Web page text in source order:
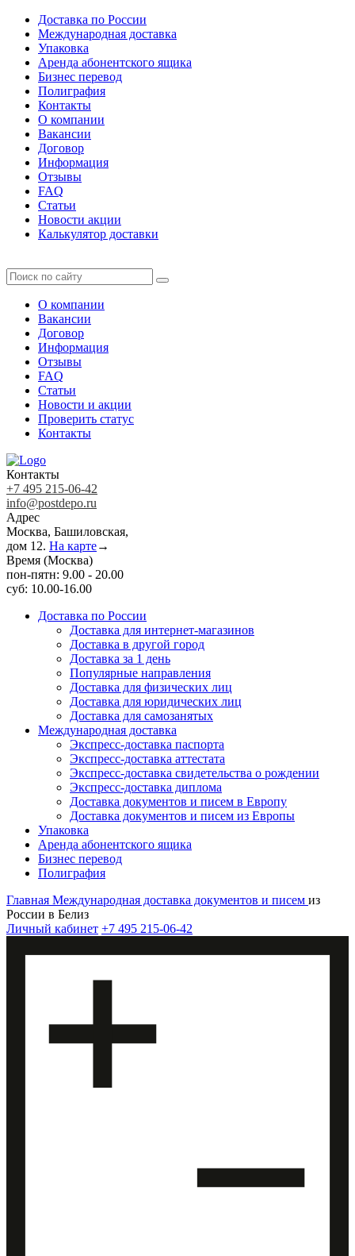
Доставка по России
Международная доставка
Упаковка
Аренда абонентского ящика
Бизнес перевод
Полиграфия
Контакты
О компании
Вакансии
Договор
Информация
Отзывы
FAQ
Статьи
Новости акции
Калькулятор доставки
О компании
Вакансии
Договор
Информация
Отзывы
FAQ
Статьи
Новости и акции
Проверить статус
Контакты
Контакты
+7 495 215-06-42
info@postdepo.ru
Адрес
Москва, Башиловская,
дом 12. На карте→
Время (Москва)
пон-пятн: 9.00 - 20.00
суб: 10.00-16.00
Доставка по России
Доставка для интернет-магазинов
Доставка в другой город
Доставка за 1 день
Популярные направления
Доставка для физических лиц
Доставка для юридических лиц
Доставка для самозанятых
Международная доставка
Экспресс-доставка паспорта
Экспресс-доставка аттестата
Экспресс-доставка свидетельства о рождении
Экспресс-доставка диплома
Доставка документов и писем в Европу
Доставка документов и писем из Европы
Упаковка
Аренда абонентского ящика
Бизнес перевод
Полиграфия
Главная Международная доставка документов и писем из
России в Белиз
Личный кабинет +7 495 215-06-42